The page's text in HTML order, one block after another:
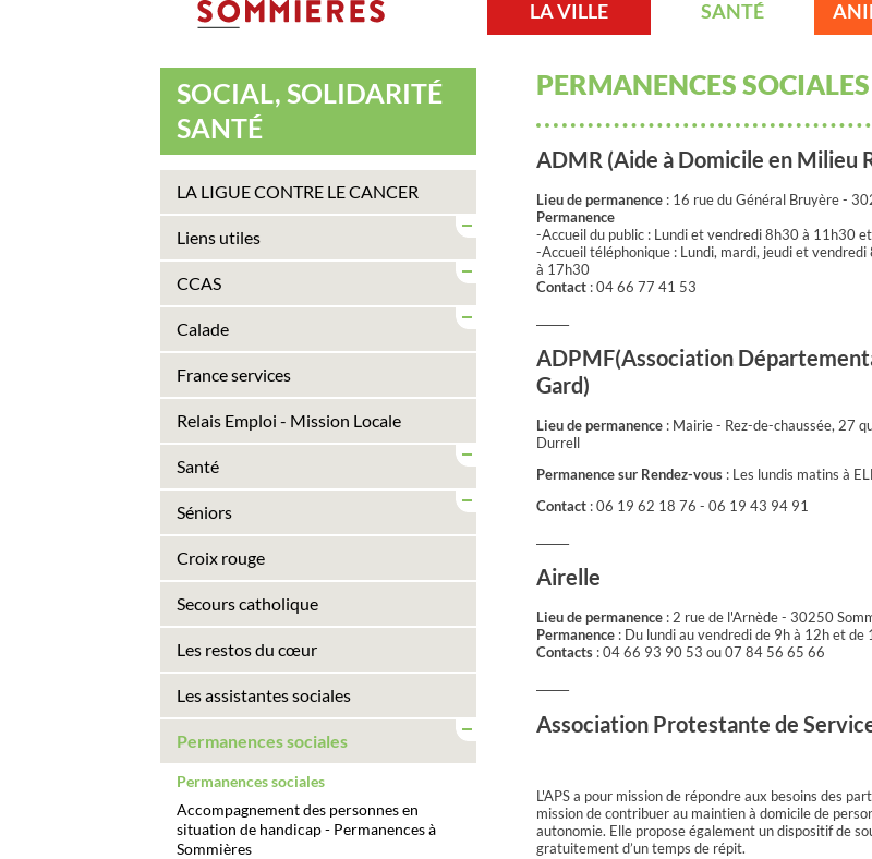
LA VILLE
SANTÉ
SOCIAL, SOLIDARITÉ
SANTÉ
LA LIGUE CONTRE LE CANCER
Liens utiles
CCAS
Calade
France services
Relais Emploi - Mission Locale
Santé
Séniors
Croix rouge
Secours catholique
Les restos du cœur
Les assistantes sociales
Permanences sociales
Permanences sociales
Accompagnement des personnes en
situation de handicap - Permanences à
Sommières
PERMANENCES SOCIALES
ADMR (Aide à Domicile en Milieu
Lieu de permanence : 16 rue du Général Bruyère -
Permanence
-Accueil du public : Lundi et vendredi 8h30 à 11h30
-Accueil téléphonique : Lundi, mardi, jeudi et
à 17h30
Contact : 04 66 77 41 53
ADPMF(Association
Gard)
Lieu de permanence : Mairie - Rez-de-chaussée, 27
Durrell
Permanence sur Rendez-vous : Les lundis matins à
Contact : 06 19 62 18 76 - 06 19 43 94 91
Airelle
Lieu de permanence : 2 rue de l'Arnède - 30250
Permanence : Du lundi au vendredi de 9h à 12h et de
Contacts : 04 66 93 90 53 ou 07 84 56 65 66
Association Protestante de
L'APS a pour mission de répondre aux besoins des
mission de contribuer au maintien à domicile de
autonomie. Elle propose également un dispositif de
gratuitement d’un temps de répit.